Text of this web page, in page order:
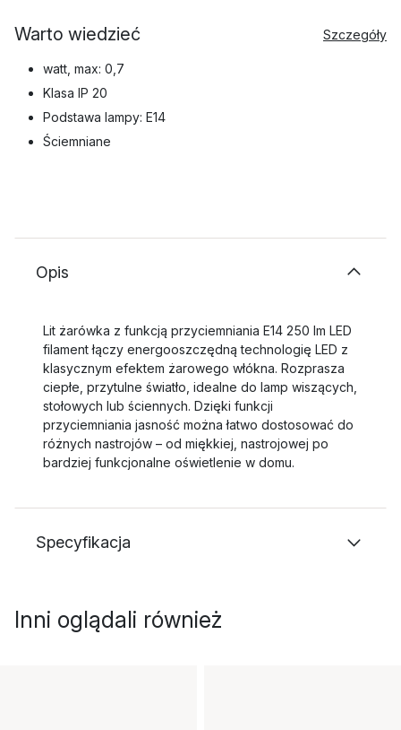
Warto wiedzieć Szczegóły
watt, max: 0,7
Klasa IP 20
Podstawa lampy: E14
Ściemniane
Opis
Lit żarówka z funkcją przyciemniania E14 250 lm LED
filament łączy energooszczędną technologię LED z
klasycznym efektem żarowego włókna. Rozprasza
ciepłe, przytulne światło, idealne do lamp wiszących,
stołowych lub ściennych. Dzięki funkcji
przyciemniania jasność można łatwo dostosować do
różnych nastrojów – od miękkiej, nastrojowej po
bardziej funkcjonalne oświetlenie w domu.
Specyfikacja
Inni oglądali również